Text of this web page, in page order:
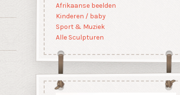
Afrikaanse beelden
Kinderen / baby
Sport & Muziek
Alle Sculpturen